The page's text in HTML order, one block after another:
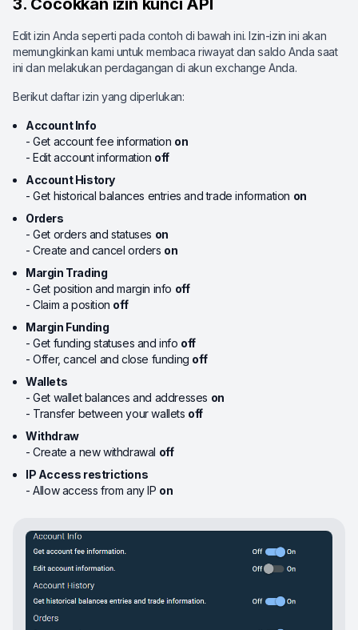
3. Cocokkan izin kunci API
Edit izin Anda seperti pada contoh di bawah ini. Izin-izin ini akan
memungkinkan kami untuk membaca riwayat dan saldo Anda saat
ini dan melakukan perdagangan di akun exchange Anda.
Berikut daftar izin yang diperlukan:
Account Info
- Get account fee information on
- Edit account information off
Account History
- Get historical balances entries and trade information on
Orders
- Get orders and statuses on
- Create and cancel orders on
Margin Trading
- Get position and margin info off
- Claim a position off
Margin Funding
- Get funding statuses and info off
- Offer, cancel and close funding off
Wallets
- Get wallet balances and addresses on
- Transfer between your wallets off
Withdraw
- Create a new withdrawal off
IP Access restrictions
- Allow access from any IP on